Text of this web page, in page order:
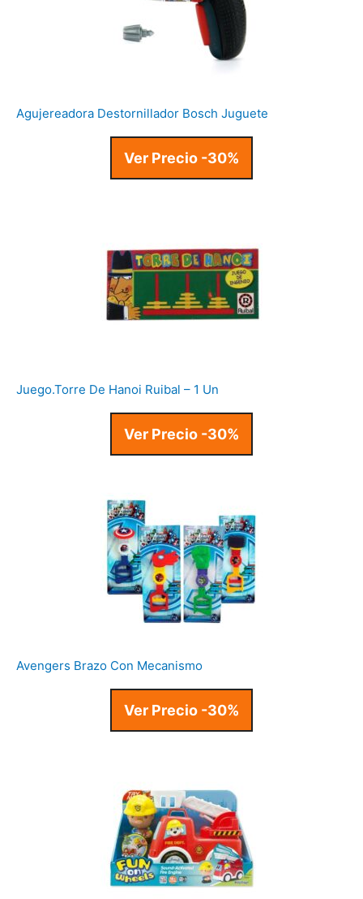
Agujereadora Destornillador Bosch Juguete
Ver Precio -30%
Juego.Torre De Hanoi Ruibal – 1 Un
Ver Precio -30%
Avengers Brazo Con Mecanismo
Ver Precio -30%